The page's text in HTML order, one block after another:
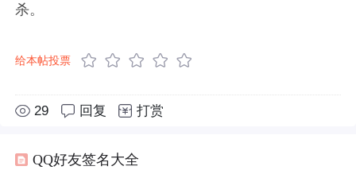
杀。
给本帖投票
29 回复 打赏
QQ好友签名大全